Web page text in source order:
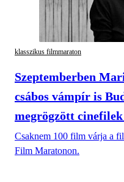
klasszikus filmmaraton
Szeptemberben
csábos vámpír is
megrögzött
Csaknem 100 film várja a
Film Maratonon.